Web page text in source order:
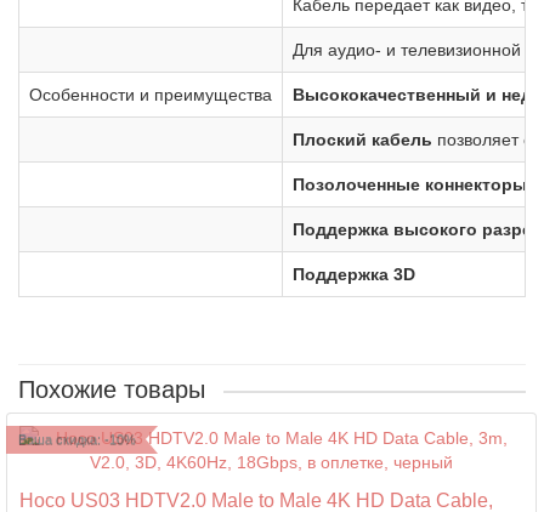
Кабель передает как видео,
Для аудио- и телевизионной
Особенности и преимущества Высококачественный и
Плоский кабель позволяет
Позолоченные коннекторы
Поддержка высокого
Поддержка 3D
Похожие товары
Ваша скидка: -10%
Hoco US03 HDTV2.0 Male to Male 4K HD Data Cable,